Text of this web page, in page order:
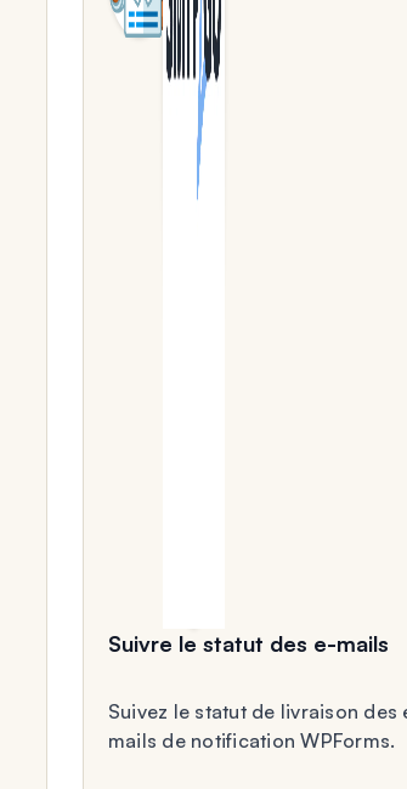
Suivre le statut des e-mails
Suivez le statut de livraison des
mails de notification WPForms.